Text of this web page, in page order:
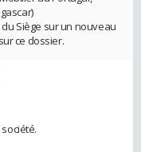
Siège sur un nouveau
ce dossier.